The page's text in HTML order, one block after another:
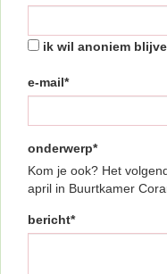
ik wil anoniem
e-mail*
onderwerp*
Kom je ook? Het
april in Buurtkamer
bericht*